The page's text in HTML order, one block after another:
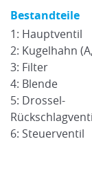
Bestandteile
1: Hauptventil
2: Kugelhahn
3: Filter
4: Blende
5: Drossel-
6: Steuerventil